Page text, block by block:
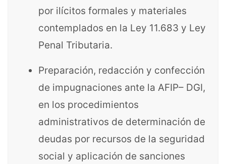
por ilícitos formales y materiales
contemplados en la Ley 11.683 y Ley
Penal Tributaria.
Preparación, redacción y confección
de impugnaciones ante la AFIP– DGI,
en los procedimientos
administrativos de determinación de
deudas por recursos de la seguridad
social y aplicación de sanciones